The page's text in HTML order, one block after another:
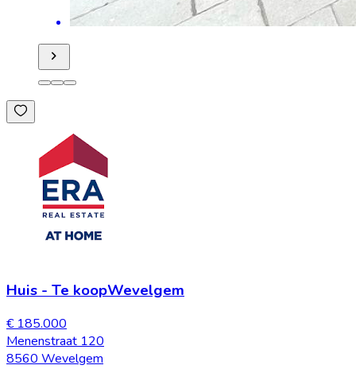
Huis - Te koopWevelgem
€ 185.000
Menenstraat 120
8560 Wevelgem